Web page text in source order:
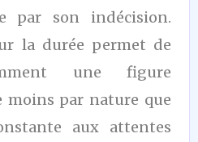
par son indécision.
la durée permet de
une figure
moins par nature que
aux attentes